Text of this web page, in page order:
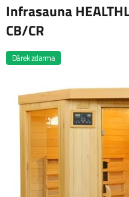
Infrasauna
CB/CR
Dárek zdarma